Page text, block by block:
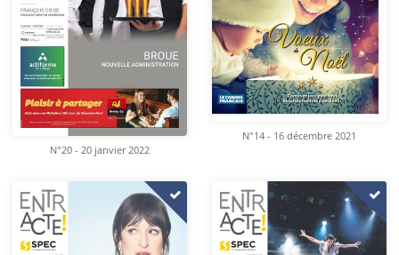
N°20 - 20 janvier 2022
N°14 - 16 décembre 2021